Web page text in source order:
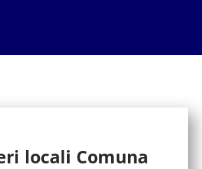
locali Comuna